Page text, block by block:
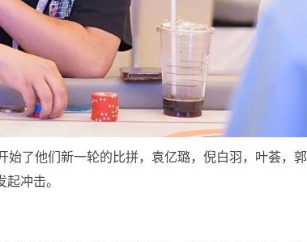
了他们新一轮的比拼，袁亿璐，倪白羽，叶荟，郭
冲击。